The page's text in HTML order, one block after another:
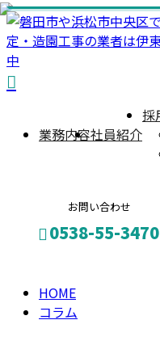
業務内容社員紹介
採
お問い合わせ
0538-55-3470
お問い合わせ
コ
ラ
column
HOME
コラム